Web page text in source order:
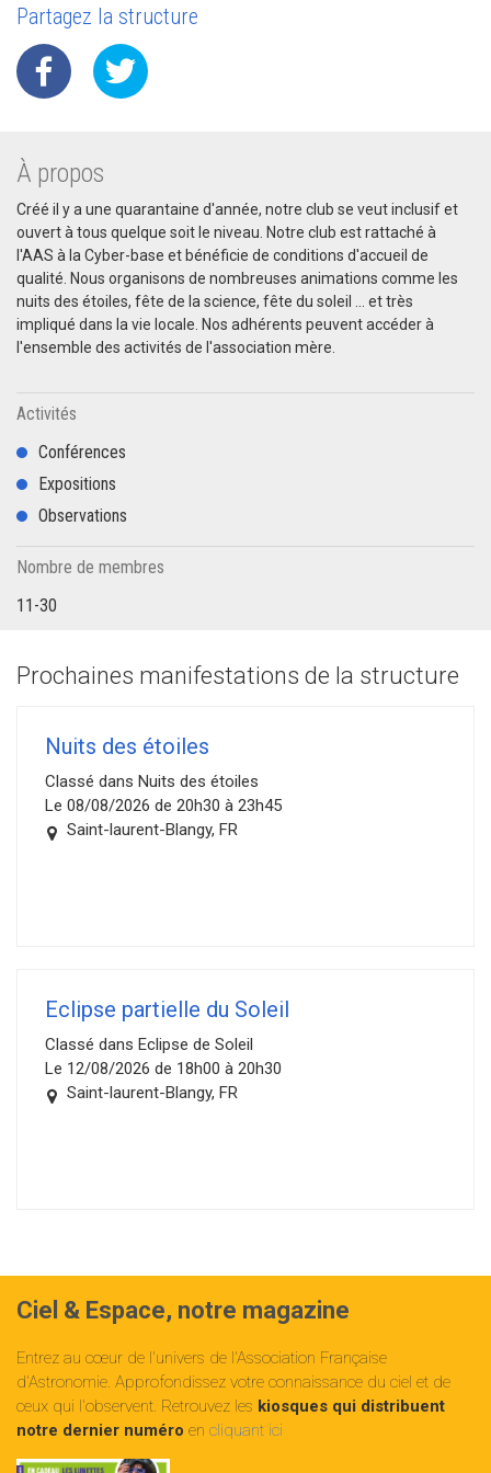
Partagez la structure
À propos
Créé il y a une quarantaine d'année, notre club se veut inclusif et
ouvert à tous quelque soit le niveau. Notre club est rattaché à
l'AAS à la Cyber-base et bénéficie de conditions d'accueil de
qualité. Nous organisons de nombreuses animations comme les
nuits des étoiles, fête de la science, fête du soleil ... et très
impliqué dans la vie locale. Nos adhérents peuvent accéder à
l'ensemble des activités de l'association mère.
Activités
Conférences
Expositions
Observations
Nombre de membres
11-30
Prochaines manifestations de la structure
Nuits des étoiles
Classé dans Nuits des étoiles
Le 08/08/2026 de 20h30 à 23h45
Saint-laurent-Blangy, FR
Eclipse partielle du Soleil
Classé dans Eclipse de Soleil
Le 12/08/2026 de 18h00 à 20h30
Saint-laurent-Blangy, FR
Ciel & Espace, notre magazine
Entrez au cœur de l'univers de l'Association Française
d'Astronomie. Approfondissez votre connaissance du ciel et de
ceux qui l'observent. Retrouvez les kiosques qui distribuent
notre dernier numéro en cliquant ici